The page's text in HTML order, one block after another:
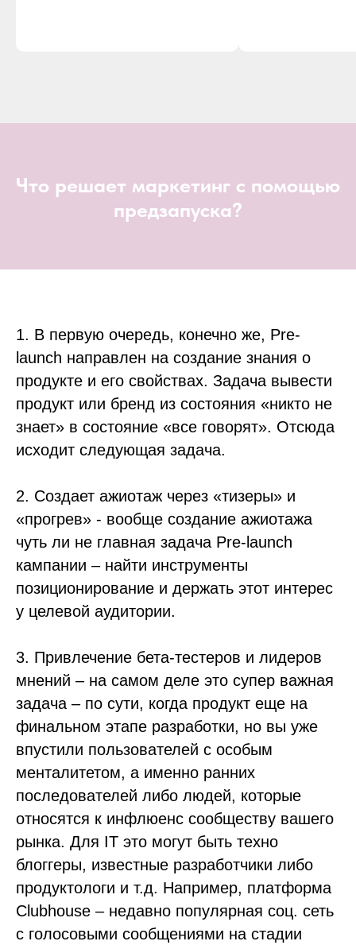
Что решает маркетинг с помощью
предзапуска?
1. В первую очередь, конечно же, Pre-
launch направлен на создание знания о
продукте и его свойствах. Задача вывести
продукт или бренд из состояния «никто не
знает» в состояние «все говорят». Отсюда
исходит следующая задача.
2. Создает ажиотаж через «тизеры» и
«прогрев» - вообще создание ажиотажа
чуть ли не главная задача Pre-launch
кампании – найти инструменты
позиционирование и держать этот интерес
у целевой аудитории.
3. Привлечение бета-тестеров и лидеров
мнений – на самом деле это супер важная
задача – по сути, когда продукт еще на
финальном этапе разработки, но вы уже
впустили пользователей с особым
менталитетом, а именно ранних
последователей либо людей, которые
относятся к инфлюенс сообществу вашего
рынка. Для IT это могут быть техно
блоггеры, известные разработчики либо
продуктологи и т.д. Например, платформа
Clubhouse – недавно популярная соц. сеть
с голосовыми сообщениями на стадии